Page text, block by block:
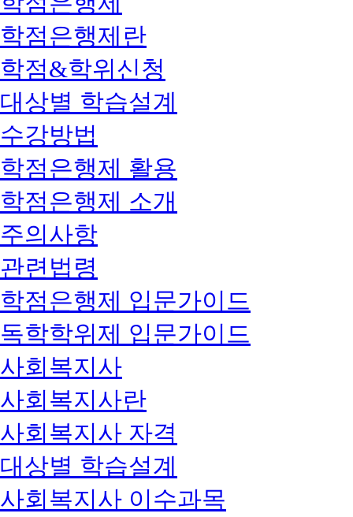
학점은행제란
학점&학위신청
대상별 학습설계
수강방법
학점은행제 활용
학점은행제 소개
주의사항
관련법령
학점은행제 입문가이드
독학학위제 입문가이드
사회복지사
사회복지사란
사회복지사 자격
대상별 학습설계
사회복지사 이수과목